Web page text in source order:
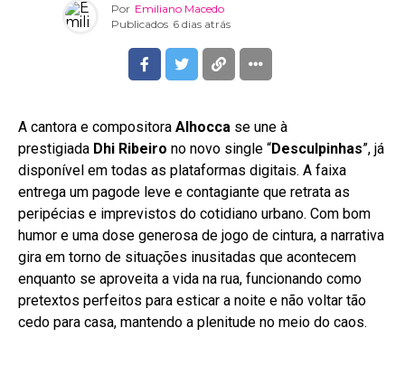
Por Emiliano Macedo
Publicados 6 dias atrás
A cantora e compositora Alhocca se une à
prestigiada Dhi Ribeiro no novo single “Desculpinhas”, já
disponível em todas as plataformas digitais. A faixa
entrega um pagode leve e contagiante que retrata as
peripécias e imprevistos do cotidiano urbano. Com bom
humor e uma dose generosa de jogo de cintura, a narrativa
gira em torno de situações inusitadas que acontecem
enquanto se aproveita a vida na rua, funcionando como
pretextos perfeitos para esticar a noite e não voltar tão
cedo para casa, mantendo a plenitude no meio do caos.